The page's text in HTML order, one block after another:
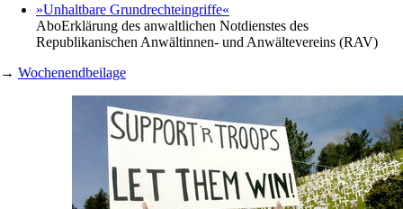
»Unhaltbare Grundrechteingriffe«
AboErklärung des anwaltlichen Notdienstes des
Republikanischen Anwältinnen- und Anwältevereins (RAV)
→ Wochenendbeilage